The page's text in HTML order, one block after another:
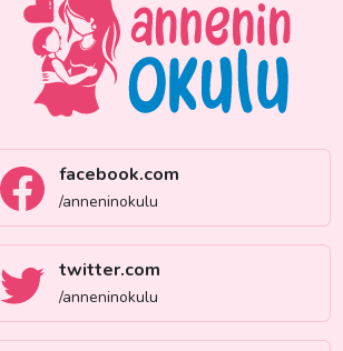
facebook.com
/anneninokulu
twitter.com
/anneninokulu